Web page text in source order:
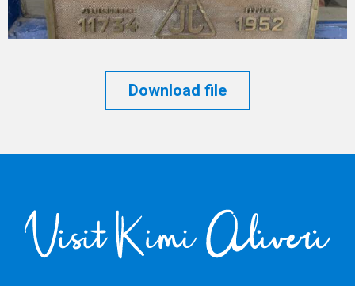
Download file